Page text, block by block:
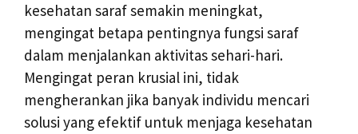
kesehatan saraf semakin meningkat,
mengingat betapa pentingnya fungsi saraf
dalam menjalankan aktivitas sehari-hari.
Mengingat peran krusial ini, tidak
mengherankan jika banyak individu mencari
solusi yang efektif untuk menjaga kesehatan